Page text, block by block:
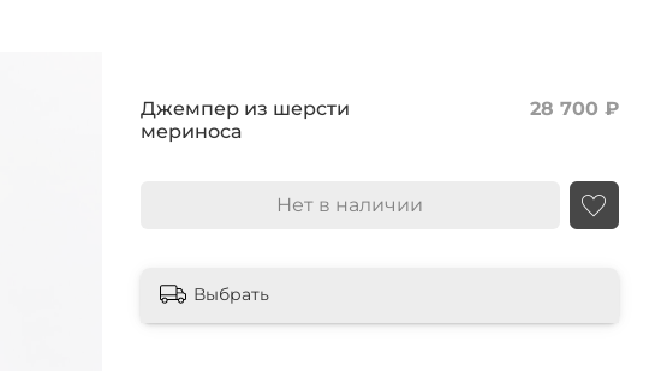
Джемпер из шерсти
мериноса
28 700 ₽
Нет в наличии
Выбрать